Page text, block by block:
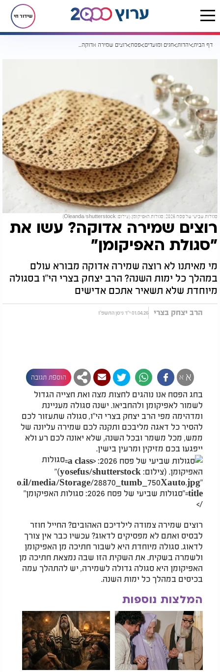
שידור חי
דף הבית יהדות חגים ומועדים פסח רוצים שמירה אדוקה? עשו את "סגולת האפיקומן"
סגולות שביעי של פסח 2026: סגולות האפיקומן. (צילום: Oleanda/shutterstock)
רוצים שמירה אדוקה? עשו את
"סגולת האפיקומן"
מי מאיתנו לא רוצה שמירה אדוקה מבורא עולם
במהלך כל ימות השנה? הרב יצחק בצרי הי"ו בסגולה
מיוחדת שלא תשאיר אתכם אדישים
הרב יצחק בצרי 01.04.26 י"ד ניסן התשפ"ו
א א הוספת תגובה
בחג הפסח אנו נוהגים לחצות מצה ואת חצייה הגדול
לשמור לאפיקומן ולהחביאו. ישנה סגולה מעניינת
ומדהימה מפי הרב יצחק בצרי הי"ו, סגולה שתעזור לכם
להסיר כל דאגה מליבכם ותקנה לכם שמירה עליונה של
ממש, מכל משמר ובכל השנה, שלא יאונה לכם רע ולא
ייפגעו בכם מזיקין ומרעין בישין.
סגולות
האפיקומן. (צילום: yosefus/shutterstock)"
media/Storage/28870_tumb_750Xauto.jpg"
title="סגולות שביעי של פסח 2026: סגולות האפיקומן"
/>
רוצים שמירה צמודה לילדיכם האהובים? החייל חוזר
לבסיס ואתם לא מפסיקים לדאוג? עכשיו כבר אין צורך
לדאוג. סגולה מיוחדת היא לשבור חתיכה מן האפיקומן
ולשמרה בשקית. את השקית הזו שבה נמצאת חתיכה מן
האפיקומן היא סגולה גדולה לשמירה, יש להתהלך עמה
בכיסים במהלך כל ימות השנה.
המלצות נוספות